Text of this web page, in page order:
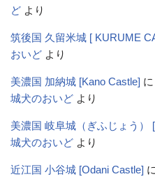
ど より
筑後国 久留米城 [ KURUME
おいど より
美濃国 加納城 [Kano Castle] に
城犬のおいど より
美濃国 岐阜城（ぎふじょう）
城犬のおいど より
近江国 小谷城 [Odani Castle] に